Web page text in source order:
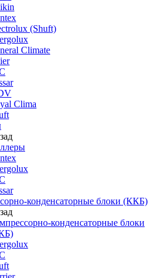
(Shuft)
Climate
Clima
конденсаторные блоки (ККБ)
конденсаторные блоки